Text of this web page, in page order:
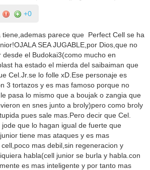
+0
tiene,ademas parece que Perfect Cell se ha
SEA JUGABLE,por Dios,que no
desde el Budokai3(como mucho en
ha estado el mierda del saibaiman que
Cel.Jr.se lo folle xD.Ese personaje es
3 tortazos y es mas famoso porque no
pasa lo mismo que a boujak o zangia que
en snes junto a broly)pero como broly
pues sale mas.Pero decir que Cel.
que lo hagan igual de fuerte que
tiene mas ataques y es mas
mas debil,sin regeneracion y
habla(cell junior se burla y habla.con
es mas inteligente y por tanto mas